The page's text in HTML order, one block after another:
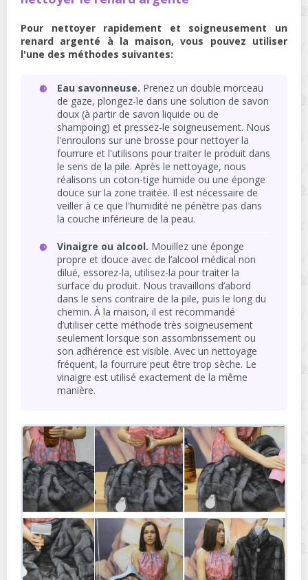
Pour nettoyer rapidement et soigneusement un
renard argenté à la maison, vous pouvez utiliser
l'une des méthodes suivantes:
Eau savonneuse. Prenez un double morceau
de gaze, plongez-le dans une solution de savon
doux (à partir de savon liquide ou de
shampoing) et pressez-le soigneusement. Nous
l'enroulons sur une brosse pour nettoyer la
fourrure et l'utilisons pour traiter le produit dans
le sens de la pile. Après le nettoyage, nous
réalisons un coton-tige humide ou une éponge
douce sur la zone traitée. Il est nécessaire de
veiller à ce que l'humidité ne pénètre pas dans
la couche inférieure de la peau.
Vinaigre ou alcool. Mouillez une éponge
propre et douce avec de l’alcool médical non
dilué, essorez-la, utilisez-la pour traiter la
surface du produit. Nous travaillons d’abord
dans le sens contraire de la pile, puis le long du
chemin. À la maison, il est recommandé
d’utiliser cette méthode très soigneusement
seulement lorsque son assombrissement ou
son adhérence est visible. Avec un nettoyage
fréquent, la fourrure peut être trop sèche. Le
vinaigre est utilisé exactement de la même
manière.